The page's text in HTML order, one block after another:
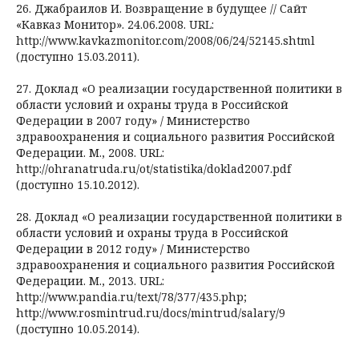
26. Джабраилов И. Возвращение в будущее // Сайт
«Кавказ Монитор». 24.06.2008. URL:
http://www.kavkazmonitor.com/2008/06/24/52145.shtml
(доступно 15.03.2011).
27. Доклад «О реализации государственной политики в
области условий и охраны труда в Российской
Федерации в 2007 году» / Министерство
здравоохранения и социального развития Российской
Федерации. М., 2008. URL:
http://ohranatruda.ru/ot/statistika/doklad2007.pdf
(доступно 15.10.2012).
28. Доклад «О реализации государственной политики в
области условий и охраны труда в Российской
Федерации в 2012 году» / Министерство
здравоохранения и социального развития Российской
Федерации. М., 2013. URL:
http://www.pandia.ru/text/78/377/435.php;
http://www.rosmintrud.ru/docs/mintrud/salary/9
(доступно 10.05.2014).